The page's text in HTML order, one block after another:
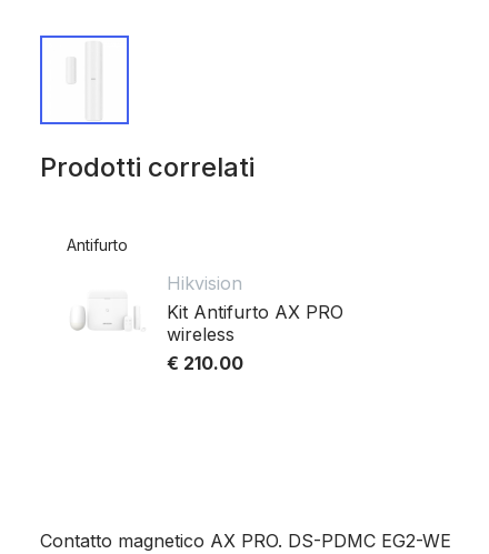
Prodotti correlati
Antifurto
Hikvision
Kit Antifurto AX PRO
wireless
€ 210.00
Contatto magnetico AX PRO. DS-PDMC EG2-WE